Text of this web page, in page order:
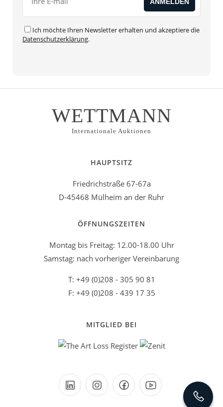
Ich möchte Ihren Newsletter erhalten und akzeptiere die
Datenschutzerklärung.
WETTMANN
Internationale Auktionen
HAUPTSITZ
Friedrichstraße 67-67a
D-45468 Mülheim an der Ruhr
ÖFFNUNGSZEITEN
Montag bis Freitag: 12.00-18.00 Uhr
Samstag: nach vorheriger Vereinbarung
T: +49 (0)208 - 305 90 81
F: +49 (0)208 - 439 17 35
MITGLIED BEI